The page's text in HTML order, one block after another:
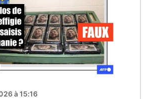
à 15:16